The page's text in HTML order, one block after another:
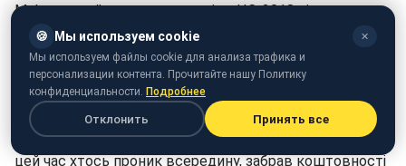
Maluma, який мав виконати гімн ЧС-2018 під час
церемонії відкриття. Про це повідомляє
канал Mash.
Зловмисники пробралися в люкс-номер співака в
готелі 4 Seasons, що розташований в центрі столиці
РФ. Виконавець був відсутній у номері 35 хвилин. За
цей час хтось проник всередину, забрав коштовності
🍪 Мы используем cookie ✕
Мы используем файлы cookie для анализа трафика и
персонализации контента. Прочитайте нашу Политику
конфиденциальности. Подробнее
Отклонить Принять все